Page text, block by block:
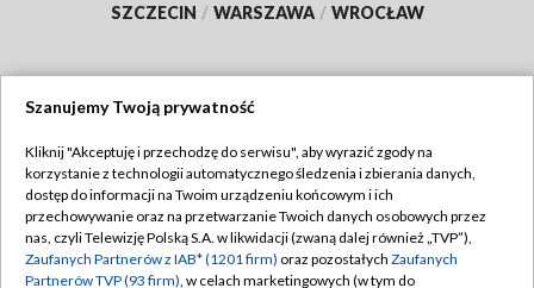
SZCZECIN / WARSZAWA / WROCŁAW
TVP
Abonament TVP
Emisja w TVP
Regulamin TVP
Polityka prywatności
Szanujemy Twoją prywatność
Kliknij "Akceptuję i przechodzę do serwisu", aby wyrazić zgody na
korzystanie z technologii automatycznego śledzenia i zbierania danych,
dostęp do informacji na Twoim urządzeniu końcowym i ich
przechowywanie oraz na przetwarzanie Twoich danych osobowych przez
nas, czyli Telewizję Polską S.A. w likwidacji (zwaną dalej również „TVP”),
Zaufanych Partnerów z IAB* (1201 firm) oraz pozostałych Zaufanych
Partnerów TVP (93 firm), w celach marketingowych (w tym do